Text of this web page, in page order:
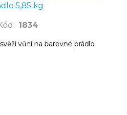
5,85 kg
: 1834
se svěží vůní na barevné prádlo